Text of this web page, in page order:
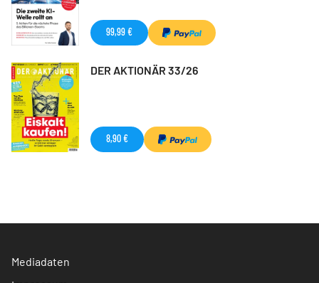
99,99 €
DER AKTIONÄR 33/26
8,90 €
Mediadaten